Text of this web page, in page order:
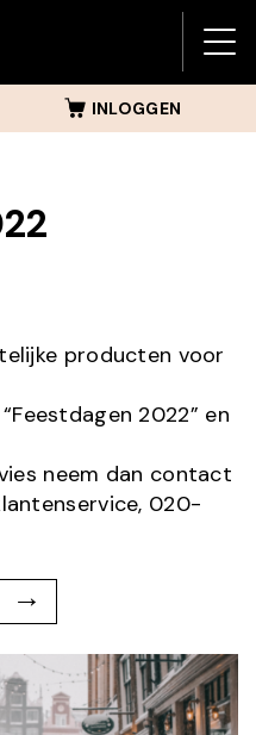
INLOGGEN
producten voor
2022” en
neem dan contact
020-